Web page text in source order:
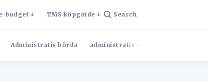
budget TMS köpguide Search
Administrativ börda administrativ effektivitet